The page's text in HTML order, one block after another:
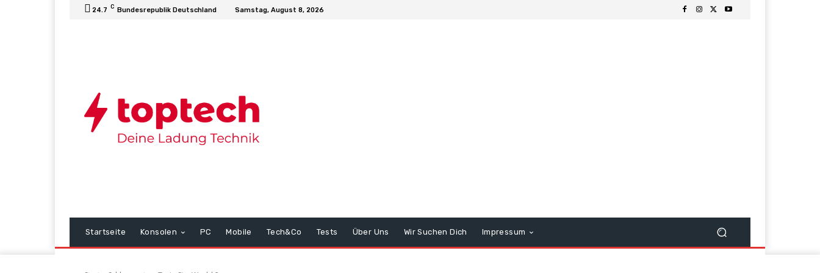
24.7 C Bundesrepublik Deutschland Samstag, August 8, 2026
Startseite Konsolen PC Mobile Tech&Co Tests Über Uns Wir Suchen Dich Impressum